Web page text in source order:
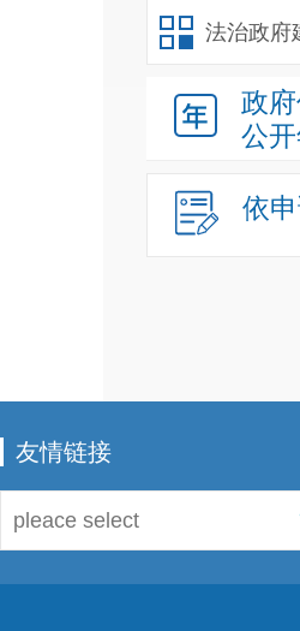
法治政府
政
公
依
友情链接